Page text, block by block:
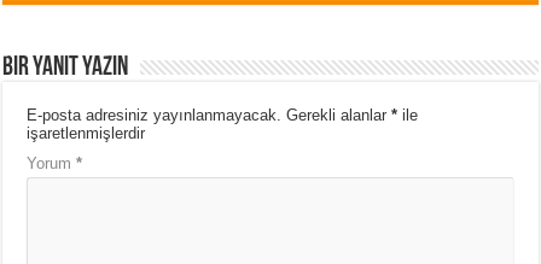
Bir yanıt yazın
E-posta adresiniz yayınlanmayacak. Gerekli alanlar* ile
işaretlenmişlerdir
Yorum*